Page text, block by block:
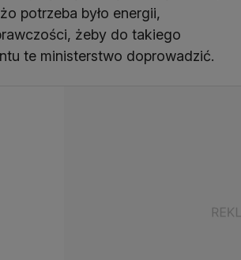
potrzeba było energii,
żeby do takiego
te ministerstwo doprowadzić.